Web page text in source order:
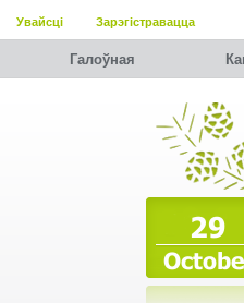
Увайсці Зарэгістравацца
Галоўная